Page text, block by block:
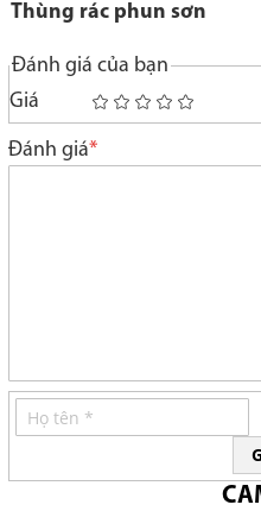
Thùng rác phun sơn
Đánh giá của bạn
Giá
1
star
2
stars
3
stars
4
stars
5
stars
Đánh giá